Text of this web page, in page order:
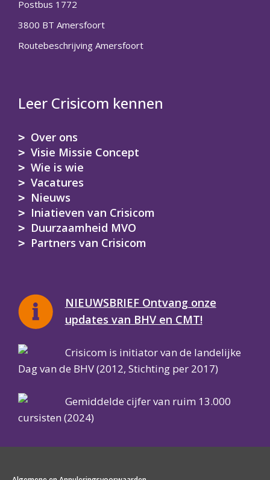
Postbus 1772
3800 BT Amersfoort
Routebeschrijving Amersfoort
Leer Crisicom kennen
Over ons
Visie Missie Concept
Wie is wie
Vacatures
Nieuws
Iniatieven van Crisicom
Duurzaamheid MVO
Partners van Crisicom
NIEUWSBRIEF Ontvang onze
updates van BHV en CMT!
Crisicom is initiator van de landelijke
Dag van de BHV (2012, Stichting per 2017)
Gemiddelde cijfer van ruim 13.000
cursisten (2024)